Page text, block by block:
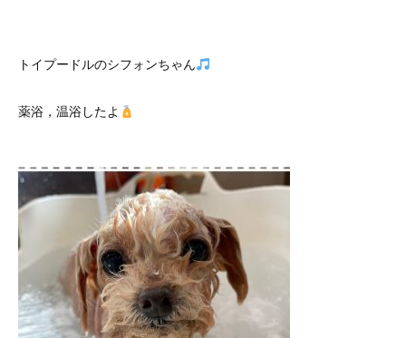
トイプードルのシフォンちゃん
薬浴，温浴したよ